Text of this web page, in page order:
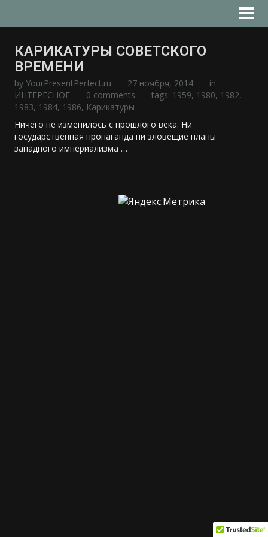
КАРИКАТУРЫ СОВЕТСКОГО
ВРЕМЕНИ
by YourPresentPerfect.ru 27 ноября, 2014
in
ИНТЕРЕСНОЕ
0 comments tags: 1959, 1980, 1982,
1983, 1984, 1986, Карикатуры
Ничего не изменилось с прошлого века. Ни
государственная пропаганда ни зловещие планы
западного империализма …